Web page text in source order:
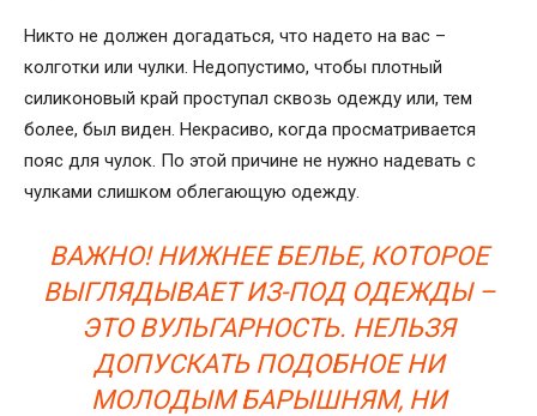
Никто не должен догадаться, что надето на вас –
колготки или чулки. Недопустимо, чтобы плотный
силиконовый край проступал сквозь одежду или, тем
более, был виден. Некрасиво, когда просматривается
пояс для чулок. По этой причине не нужно надевать с
чулками слишком облегающую одежду.
ВАЖНО! НИЖНЕЕ БЕЛЬЕ, КОТОРОЕ
ВЫГЛЯДЫВАЕТ ИЗ-ПОД ОДЕЖДЫ –
ЭТО ВУЛЬГАРНОСТЬ. НЕЛЬЗЯ
ДОПУСКАТЬ ПОДОБНОЕ НИ
МОЛОДЫМ БАРЫШНЯМ, НИ